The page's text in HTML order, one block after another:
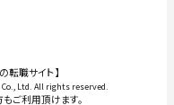
転職サイト】
Ltd. All rights reserved.
ご利用頂けます。